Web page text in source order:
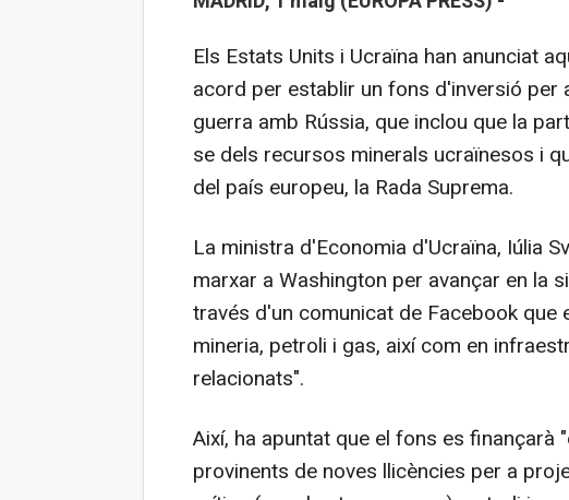
Els Estats Units i Ucraïna han anunciat
acord per establir un fons d'inversió per
guerra amb Rússia, que inclou que la
se dels recursos minerals ucraïnesos i
del país europeu, la Rada Suprema.
La ministra d'Economia d'Ucraïna, Iúlia
marxar a Washington per avançar en la
través d'un comunicat de Facebook
mineria, petroli i gas, així com en
relacionats".
Així, ha apuntat que el fons es finançarà
provinents de noves llicències per a